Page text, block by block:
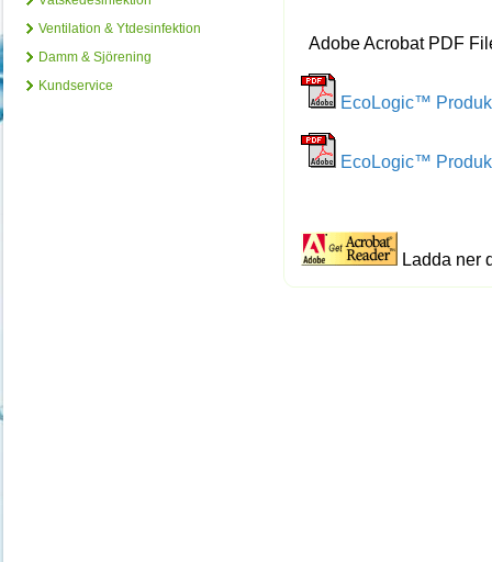
Ventilation & Ytdesinfektion
Damm & Sjörening
Kundservice
Adobe Acrobat PDF
EcoLogic™
EcoLogic™
Ladda ner